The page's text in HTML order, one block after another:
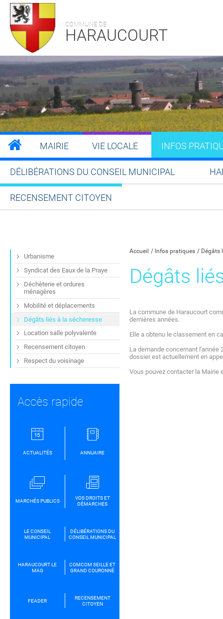
COMMUNE DE
HARAUCOURT
MAIRIE VIE LOCALE INFOS
DÉLIBÉRATIONS DU CONSEIL MUNICIPAL
RECENSEMENT CITOYEN
Accueil Infos pratiques Dégâts
Dégâts
La commune de Haraucourt
dernières années.
Elle a obtenu le classement en
La demande concernant
dossier est actuellement en
Vous pouvez contacter la Mairie
Urbanisme
Syndicat des Eaux de la Praye
Déchèterie et ordures
ménagères
Mobilité et déplacements
Dégâts liés à la sécheresse
Location salle polyvalente
Recensement citoyen
Respect du voisinage
Accès rapide
ACTUALITÉS ANNUAIRE
MARCHÉS PUBLICS
VOS DROITS ET
DÉMARCHES
LE CONSEIL
MUNICIPAL
DÉLIBÉRATIONS DU
CONSEIL MUNICIPAL
HARAUCOURT LE
MAG
COMCOM SEILLE ET
GRAND COURONNÉ
FEADER
RECENSEMENT
CITOYEN